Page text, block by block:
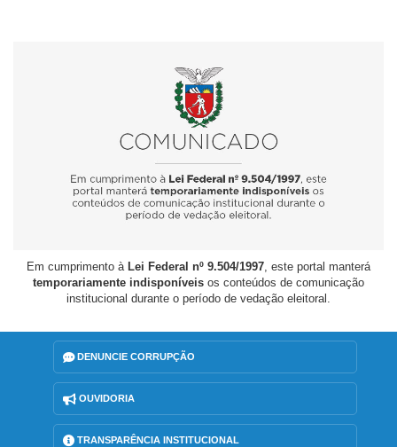
Em cumprimento à Lei Federal nº 9.504/1997, este portal manterá
temporariamente indisponíveis os conteúdos de comunicação
institucional durante o período de vedação eleitoral.
DENUNCIE CORRUPÇÃO
OUVIDORIA
TRANSPARÊNCIA INSTITUCIONAL